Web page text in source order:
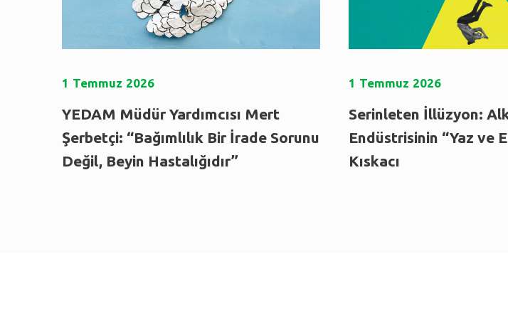
1 Temmuz 2026
YEDAM Müdür Yardımcısı Mert
Şerbetçi: “Bağımlılık Bir İrade Sorunu
Değil, Beyin Hastalığıdır”
1 Temmuz 2026
Serinleten İllüzyon:
Endüstrisinin “Yaz ve
Kıskacı